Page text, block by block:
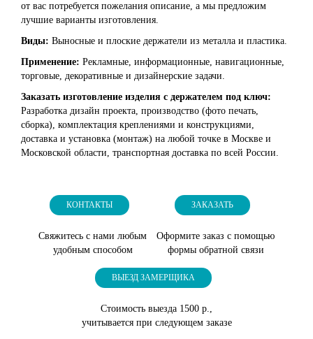
от вас потребуется пожелания описание, а мы предложим
лучшие варианты изготовления.
Виды: Выносные и плоские держатели из металла и пластика.
Применение: Рекламные, информационные, навигационные,
торговые, декоративные и дизайнерские задачи.
Заказать изготовление изделия с держателем под ключ:
Разработка дизайн проекта, производство (фото печать,
сборка), комплектация креплениями и конструкциями,
доставка и установка (монтаж) на любой точке в Москве и
Московской области, транспортная доставка по всей России.
КОНТАКТЫ
Свяжитесь с нами любым
удобным способом
ЗАКАЗАТЬ
Оформите заказ с помощью
формы обратной связи
ВЫЕЗД ЗАМЕРЩИКА
Стоимость выезда 1500 р.,
учитывается при следующем заказе